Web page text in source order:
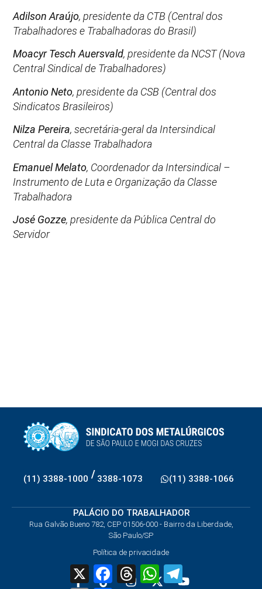
Adilson Araújo, presidente da CTB (Central dos
Trabalhadores e Trabalhadoras do Brasil)
Moacyr Tesch Auersvald, presidente da NCST (Nova
Central Sindical de Trabalhadores)
Antonio Neto, presidente da CSB (Central dos
Sindicatos Brasileiros)
Nilza Pereira, secretária-geral da Intersindical
Central da Classe Trabalhadora
Emanuel Melato, Coordenador da Intersindical –
Instrumento de Luta e Organização da Classe
Trabalhadora
José Gozze, presidente da Pública Central do
Servidor
(11) 3388-1000 / 3388-1073 (11) 3388-1066
PALÁCIO DO TRABALHADOR
Rua Galvão Bueno 782, CEP 01506-000 - Bairro da Liberdade,
São Paulo/SP
Política de privacidade
X FacebookThreadsWhatsApp